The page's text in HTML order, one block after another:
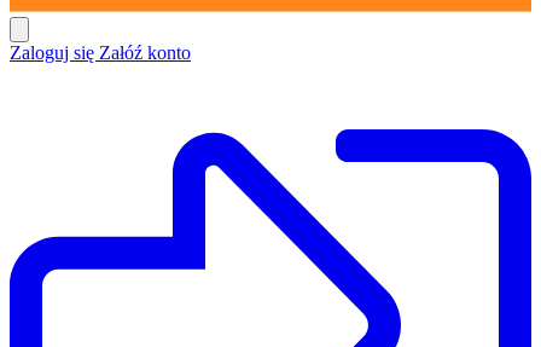
Zaloguj się Załóź konto